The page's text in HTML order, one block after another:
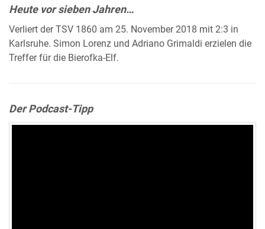
Heute vor sieben Jahren…
Verliert der TSV 1860 am 25. November 2018 mit 2:3 in
Karlsruhe. Simon Lorenz und Adriano Grimaldi erzielen die
Treffer für die Bierofka-Elf.
Der Podcast-Tipp